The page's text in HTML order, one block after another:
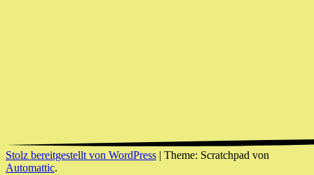
Stolz bereitgestellt von WordPress | Theme: Scratchpad von
Automattic.